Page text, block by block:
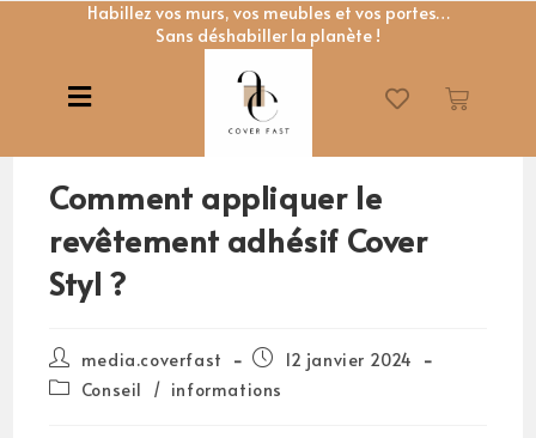
Habillez vos murs, vos meubles et vos portes…
Sans déshabiller la planète !
Comment appliquer le
revêtement adhésif Cover
Styl ?
media.coverfast
12 janvier 2024
Conseil
/ informations